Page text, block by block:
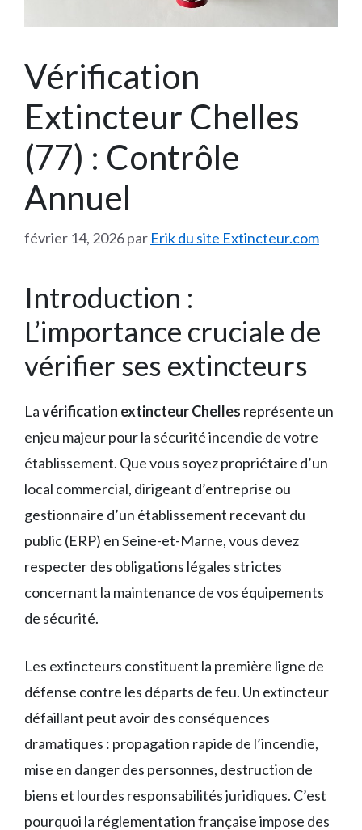
Vérification
Extincteur Chelles
(77) : Contrôle
Annuel
février 14, 2026par Erik du site Extincteur.com
Introduction :
L’importance cruciale de
vérifier ses extincteurs
Lavérification extincteur Chelles représente un
enjeu majeur pour la sécurité incendie de votre
établissement. Que vous soyez propriétaire d’un
local commercial, dirigeant d’entreprise ou
gestionnaire d’un établissement recevant du
public (ERP) en Seine-et-Marne, vous devez
respecter des obligations légales strictes
concernant la maintenance de vos équipements
de sécurité.
Les extincteurs constituent la première ligne de
défense contre les départs de feu. Un extincteur
défaillant peut avoir des conséquences
dramatiques : propagation rapide de l’incendie,
mise en danger des personnes, destruction de
biens et lourdes responsabilités juridiques. C’est
pourquoi la réglementation française impose des